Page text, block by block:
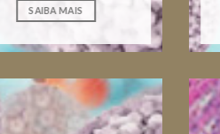
SAIBA MAIS